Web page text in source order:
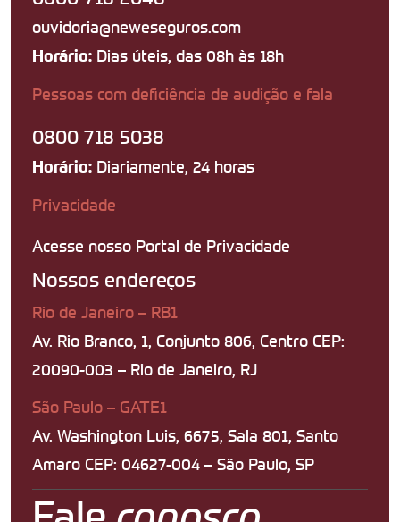
ouvidoria@neweseguros.com
Horário: Dias úteis, das 08h às 18h
Pessoas com deficiência de audição e fala
0800 718 5038
Horário: Diariamente, 24 horas
Privacidade
Acesse nosso Portal de Privacidade
Nossos endereços
Rio de Janeiro – RB1
Av. Rio Branco, 1, Conjunto 806, Centro CEP:
20090-003 – Rio de Janeiro, RJ
São Paulo – GATE1
Av. Washington Luis, 6675, Sala 801, Santo
Amaro CEP: 04627-004 – São Paulo, SP